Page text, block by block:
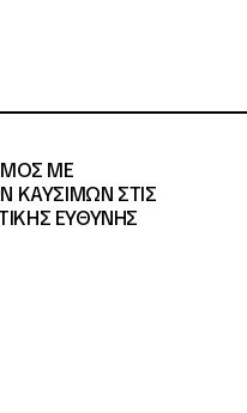
ΜΕ
ΚΑΥΣΙΜΩΝ ΣΤΙΣ
ΕΥΘΥΝΗΣ